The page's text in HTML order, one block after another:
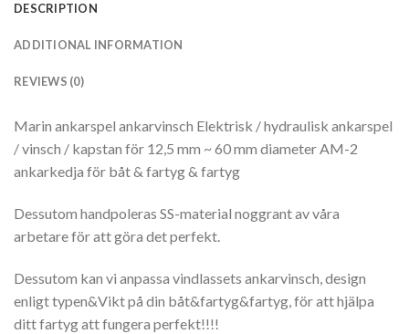
DESCRIPTION
ADDITIONAL INFORMATION
REVIEWS (0)
Marin ankarspel ankarvinsch Elektrisk / hydraulisk ankarspel
/ vinsch / kapstan för 12,5 mm ~ 60 mm diameter AM-2
ankarkedja för båt & fartyg & fartyg
Dessutom handpoleras SS-material noggrant av våra
arbetare för att göra det perfekt.
Dessutom kan vi anpassa vindlassets ankarvinsch, design
enligt typen&Vikt på din båt&fartyg&fartyg, för att hjälpa
ditt fartyg att fungera perfekt!!!!